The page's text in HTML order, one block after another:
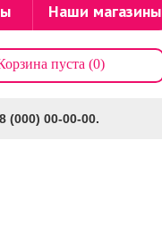
Наши магазины
пуста (0)
(000) 00-00-00.